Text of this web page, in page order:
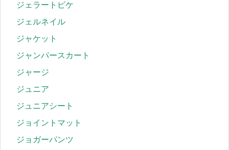
ジェラートピケ
ジェルネイル
ジャケット
ジャンパースカート
ジャージ
ジュニア
ジュニアシート
ジョイントマット
ジョガーパンツ